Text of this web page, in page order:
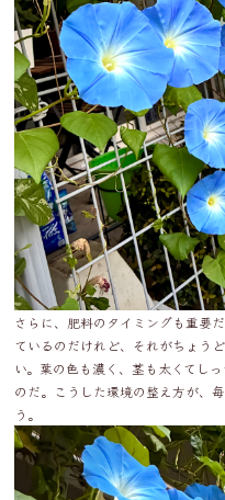
さらに、肥料のタイミングも重要
ているのだけれど、それがちょう
い。葉の色も濃く、茎も太くてし
のだ。こうした環境の整え方が、
う。